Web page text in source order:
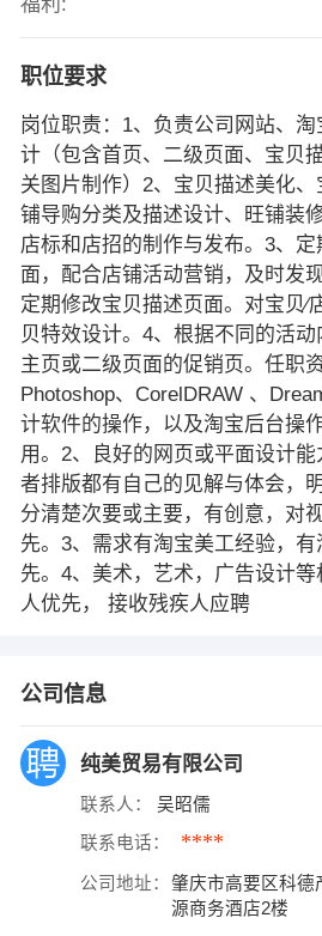
职位要求
岗位职责：1、负责公司网站、
计（包含首页、二级页面、宝贝
关图片制作）2、宝贝描述美化
铺导购分类及描述设计、旺铺装
店标和店招的制作与发布。3、
面，配合店铺活动营销，及时发
定期修改宝贝描述页面。对宝贝∕
贝特效设计。4、根据不同的活
主页或二级页面的促销页。任职
Photoshop、CorelDRAW 、
计软件的操作，以及淘宝后台操
用。2、良好的网页或平面设计
者排版都有自己的见解与体会，
分清楚次要或主要，有创意，对
先。3、需求有淘宝美工经验，
先。4、美术，艺术，广告设计
人优先， 接收残疾人应聘
公司信息
纯美贸易有限公司
联系人： 吴昭儒
联系电话： ****
公司地址：
肇庆市高要区科德
源商务酒店2楼